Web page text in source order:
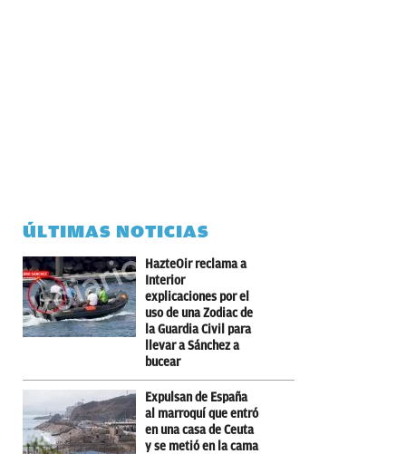
ÚLTIMAS NOTICIAS
HazteOir reclama a
Interior
explicaciones por el
uso de una Zodiac de
la Guardia Civil para
llevar a Sánchez a
bucear
Expulsan de España
al marroquí que entró
en una casa de Ceuta
y se metió en la cama